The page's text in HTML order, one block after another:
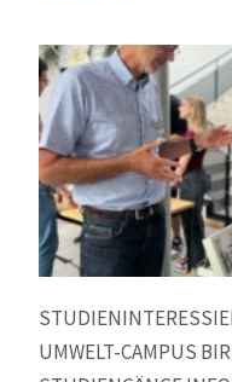
UMWELT-CAMPUS